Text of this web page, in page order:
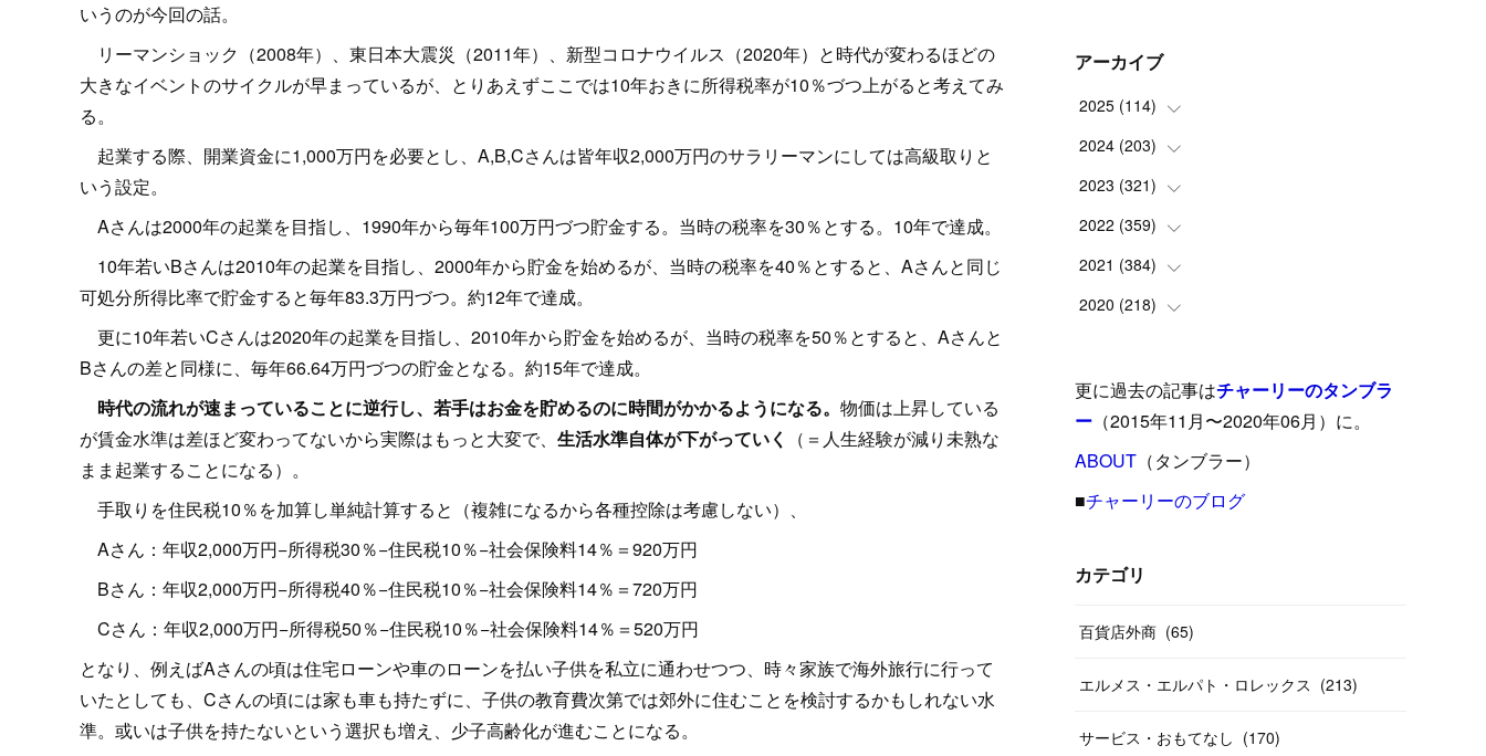
いうのが今回の話。
リーマンショック（2008年）、東日本大震災（2011年）、新型コロナウイルス（2020年）と時代が変わるほどの
大きなイベントのサイクルが早まっているが、とりあえずここでは10年おきに所得税率が10％づつ上がると考えてみ
る。
起業する際、開業資金に1,000万円を必要とし、A,B,Cさんは皆年収2,000万円のサラリーマンにしては高級取りと
いう設定。
Aさんは2000年の起業を目指し、1990年から毎年100万円づつ貯金する。当時の税率を30％とする。10年で達成。
10年若いBさんは2010年の起業を目指し、2000年から貯金を始めるが、当時の税率を40％とすると、Aさんと同じ
可処分所得比率で貯金すると毎年83.3万円づつ。約12年で達成。
更に10年若いCさんは2020年の起業を目指し、2010年から貯金を始めるが、当時の税率を50％とすると、Aさんと
Bさんの差と同様に、毎年66.64万円づつの貯金となる。約15年で達成。
時代の流れが速まっていることに逆行し、若手はお金を貯めるのに時間がかかるようになる。 物価は上昇している
が賃金水準は差ほど変わってないから実際はもっと大変で、 生活水準自体が下がっていく
（＝人生経験が減り未熟な
まま起業することになる）。
手取りを住民税10％を加算し単純計算すると（複雑になるから各種控除は考慮しない）、
Aさん：年収2,000万円−所得税30％−住民税10％−社会保険料14％＝920万円
Bさん：年収2,000万円−所得税40％−住民税10％−社会保険料14％＝720万円
Cさん：年収2,000万円−所得税50％−住民税10％−社会保険料14％＝520万円
となり、例えばAさんの頃は住宅ローンや車のローンを払い子供を私立に通わせつつ、時々家族で海外旅行に行って
いたとしても、Cさんの頃には家も車も持たずに、子供の教育費次第では郊外に住むことを検討するかもしれない水
準。或いは子供を持たないという選択も増え、少子高齢化が進むことになる。
アーカイブ
2025 (114)
(1)
(8)
(6)
(9)
(5 )
15
(24)
(8 )
17
2024 (203)
(24)
(10)
(18)
(17)
16
(12)
(19 )
(13
( 12
2023 (321)
(25)
(17)
(35)
33 )
(26)
(27 )
(29
(26
2022 (359)
(42)
(37)
(31)
(31)
(31 )
(26
(14
(20
2021 (384)
(9)
(39)
(23)
(40 )
(55
(20
(10
(40
2020 (218)
(24)
(42)
(24 )
(33
(20
更に過去の記事はチャーリーのタンブラ
ー （2015年11月〜2020年06月）に。
ABOUT （タンブラー）
■チャーリーのブログ
カテゴリ
百貨店外商 (65)
エルメス・エルパト・ロレックス (213)
サービス・おもてなし (170)